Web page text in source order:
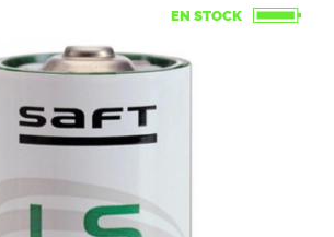
EN STOCK